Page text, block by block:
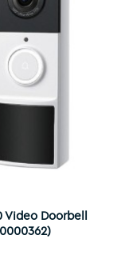
Video Doorbell